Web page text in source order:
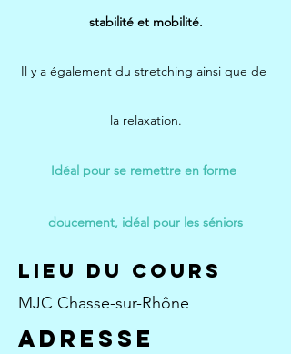
stabilité et mobilité.
Il y a également du stretching ainsi que de
la relaxation.
Idéal pour se remettre en forme
doucement, idéal pour les séniors
Lieu du cours
MJC Chasse-sur-Rhône
aDRESSE